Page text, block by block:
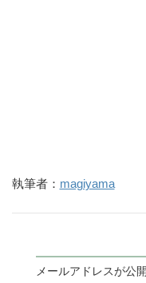
執筆者： magiyama
メールアドレスが公